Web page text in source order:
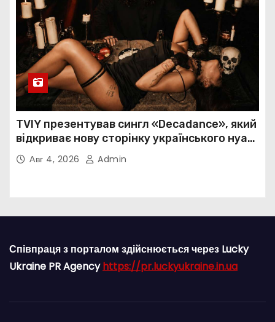
TVIY презентував сингл «Decadance», який
відкриває нову сторінку українського нуар-
попуАвг 4, 2026 Admin
Співпраця з порталом здійснюється через Lucky
Ukraine PR Agencyhttps://pr.luckyukraine.in.ua